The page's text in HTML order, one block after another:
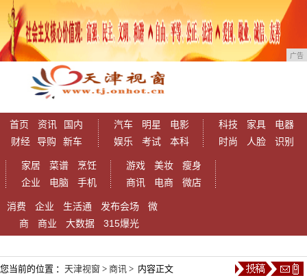
广告
首页 资讯
国内
财经
导购 新车
汽车 明星
电影
娱乐
考试 本科
科技 家具
电器
时尚
人脸 识别
家居 菜谱
烹饪
企业
电脑 手机
游戏 美妆
瘦身
商讯
电商 微店
消费 企业 生活通 发布会场
微
商
商业 大数据 315爆光
您当前的位置 ： 天津视窗 > 商讯 > 内容正文